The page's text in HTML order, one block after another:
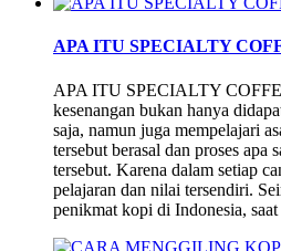
APA ITU SPECIALTY
APA ITU SPECIALTY
kesenangan bukan hanya
saja, namun juga mempelajari
tersebut berasal dan proses
tersebut. Karena dalam setiap
pelajaran dan nilai tersendiri.
penikmat kopi di Indonesia,